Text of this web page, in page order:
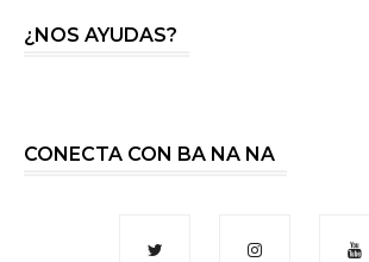
¿NOS AYUDAS?
CONECTA CON BA NA NA